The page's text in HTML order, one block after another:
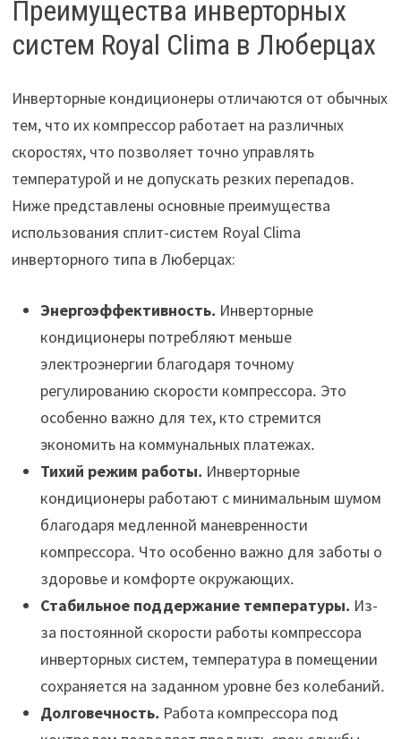
Преимущества инверторных
систем Royal Clima в Люберцах
Инверторные кондиционеры отличаются от обычных
тем, что их компрессор работает на различных
скоростях, что позволяет точно управлять
температурой и не допускать резких перепадов․
Ниже представлены основные преимущества
использования сплит-систем Royal Clima
инверторного типа в Люберцах:
Энергоэффективность․ Инверторные
кондиционеры потребляют меньше
электроэнергии благодаря точному
регулированию скорости компрессора․ Это
особенно важно для тех, кто стремится
экономить на коммунальных платежах․
Тихий режим работы․ Инверторные
кондиционеры работают с минимальным шумом
благодаря медленной маневренности
компрессора․ Что особенно важно для заботы о
здоровье и комфорте окружающих․
Стабильное поддержание температуры․ Из-
за постоянной скорости работы компрессора
инверторных систем, температура в помещении
сохраняется на заданном уровне без колебаний․
Долговечность․ Работа компрессора под